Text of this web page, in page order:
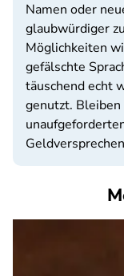
Namen oder
glaubwürdiger
Möglichkeiten
gefälschte
täuschend echt
genutzt. Bleiben